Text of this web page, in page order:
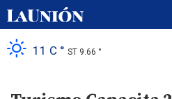
11 C ° ST 9.66 °